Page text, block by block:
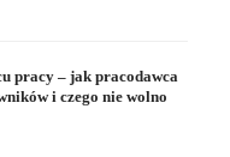
pracy – jak pracodawca
i czego nie wolno